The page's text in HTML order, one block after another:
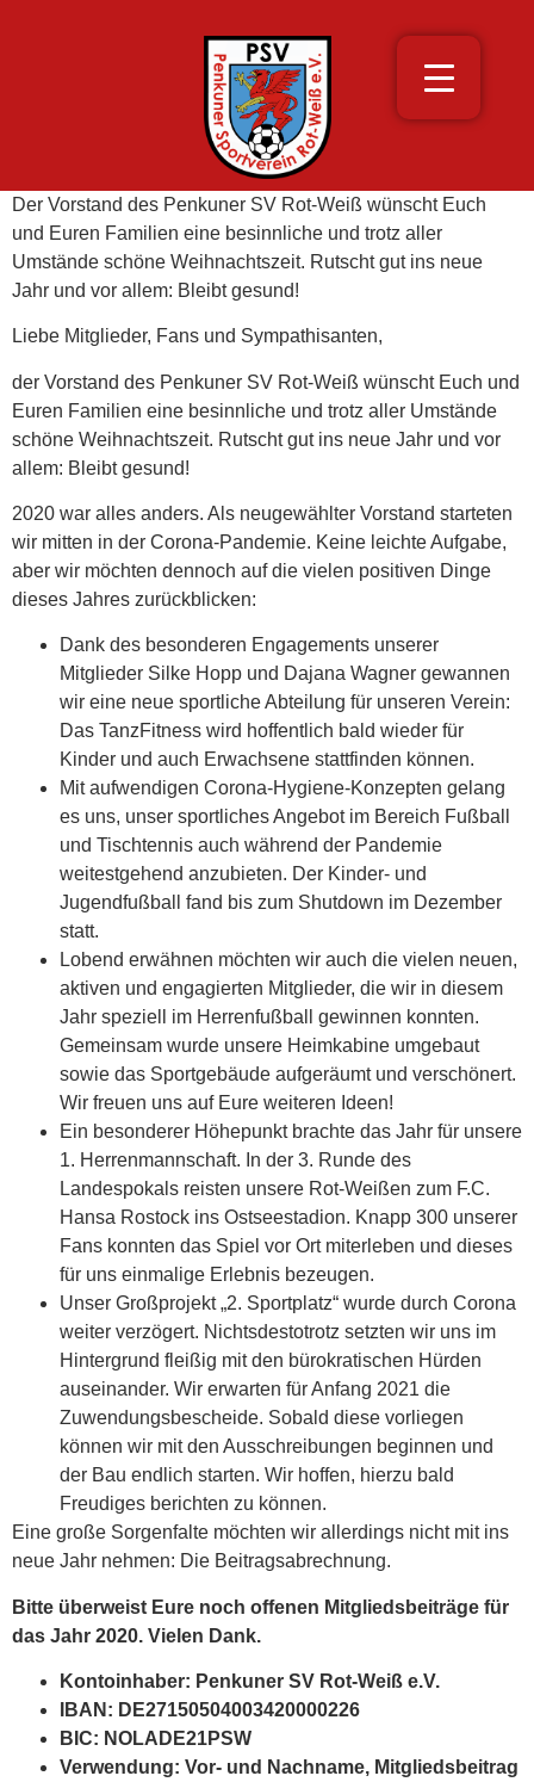
Der Vorstand des Penkuner SV Rot-Weiß wünscht Euch
und Euren Familien eine besinnliche und trotz aller
Umstände schöne Weihnachtszeit. Rutscht gut ins neue
Jahr und vor allem: Bleibt gesund!
Liebe Mitglieder, Fans und Sympathisanten,
der Vorstand des Penkuner SV Rot-Weiß wünscht Euch und
Euren Familien eine besinnliche und trotz aller Umstände
schöne Weihnachtszeit. Rutscht gut ins neue Jahr und vor
allem: Bleibt gesund!
2020 war alles anders. Als neugewählter Vorstand starteten
wir mitten in der Corona-Pandemie. Keine leichte Aufgabe,
aber wir möchten dennoch auf die vielen positiven Dinge
dieses Jahres zurückblicken:
Dank des besonderen Engagements unserer
Mitglieder Silke Hopp und Dajana Wagner gewannen
wir eine neue sportliche Abteilung für unseren Verein:
Das TanzFitness wird hoffentlich bald wieder für
Kinder und auch Erwachsene stattfinden können.
Mit aufwendigen Corona-Hygiene-Konzepten gelang
es uns, unser sportliches Angebot im Bereich Fußball
und Tischtennis auch während der Pandemie
weitestgehend anzubieten. Der Kinder- und
Jugendfußball fand bis zum Shutdown im Dezember
statt.
Lobend erwähnen möchten wir auch die vielen neuen,
aktiven und engagierten Mitglieder, die wir in diesem
Jahr speziell im Herrenfußball gewinnen konnten.
Gemeinsam wurde unsere Heimkabine umgebaut
sowie das Sportgebäude aufgeräumt und verschönert.
Wir freuen uns auf Eure weiteren Ideen!
Ein besonderer Höhepunkt brachte das Jahr für unsere
1. Herrenmannschaft. In der 3. Runde des
Landespokals reisten unsere Rot-Weißen zum F.C.
Hansa Rostock ins Ostseestadion. Knapp 300 unserer
Fans konnten das Spiel vor Ort miterleben und dieses
für uns einmalige Erlebnis bezeugen.
Unser Großprojekt „2. Sportplatz“ wurde durch Corona
weiter verzögert. Nichtsdestotrotz setzten wir uns im
Hintergrund fleißig mit den bürokratischen Hürden
auseinander. Wir erwarten für Anfang 2021 die
Zuwendungsbescheide. Sobald diese vorliegen
können wir mit den Ausschreibungen beginnen und
der Bau endlich starten. Wir hoffen, hierzu bald
Freudiges berichten zu können.
Eine große Sorgenfalte möchten wir allerdings nicht mit ins
neue Jahr nehmen: Die Beitragsabrechnung.
Bitte überweist Eure noch offenen Mitgliedsbeiträge für
das Jahr 2020. Vielen Dank.
Kontoinhaber: Penkuner SV Rot-Weiß e.V.
IBAN: DE27150504003420000226
BIC: NOLADE21PSW
Verwendung: Vor- und Nachname, Mitgliedsbeitrag